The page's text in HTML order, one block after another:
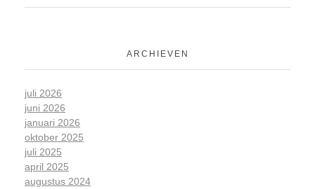
ARCHIEVEN
juli 2026
juni 2026
januari 2026
oktober 2025
juli 2025
april 2025
augustus 2024